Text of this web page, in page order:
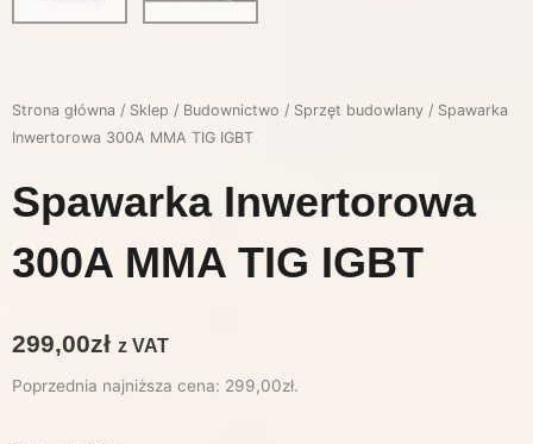
Strona główna / Sklep / Budownictwo / Sprzęt budowlany / Spawarka
Inwertorowa 300A MMA TIG IGBT
Spawarka Inwertorowa
300A MMA TIG IGBT
299,00zł z VAT
Poprzednia najniższa cena: 299,00zł.